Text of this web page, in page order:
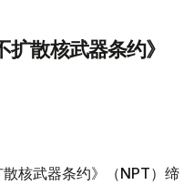
散核武器条约》
散核武器条约》（NPT）缔